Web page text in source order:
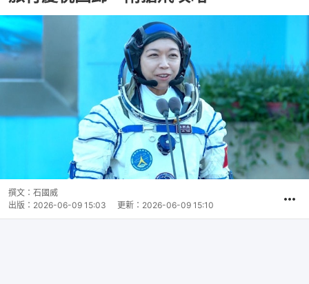
撰文： 石國威
出版： 2026-06-09 15:03 更新： 2026-06-09 15:10